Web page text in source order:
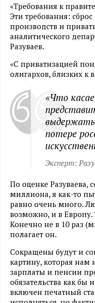
«Требования к
Эти требования:
производств и
аналитического
Разуваев.
«С приватизацией
олигархов, близких к
«Что
выдержать
потере
Эксперт:
По оценке Разуваева,
миллиона, я как-то
равно очень много.
возможно, и в
Конечно не в 10 раз
полагает он.
Сокращены будут и
картину, которая нам
зарплаты и пенсии
обязательства как
включен печатный